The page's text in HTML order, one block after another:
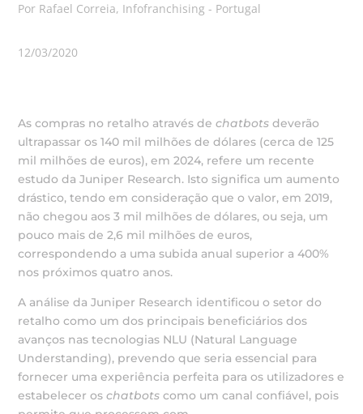
Por Rafael Correia, Infofranchising - Portugal
12/03/2020
As compras no retalho através dechatbotsdeverão
ultrapassar os 140 mil milhões de dólares (cerca de 125
mil milhões de euros), em 2024, refere um recente
estudo da Juniper Research. Isto significa um aumento
drástico, tendo em consideração que o valor, em 2019,
não chegou aos 3 mil milhões de dólares, ou seja, um
pouco mais de 2,6 mil milhões de euros,
correspondendo a uma subida anual superior a 400%
nos próximos quatro anos.
A análise da Juniper Research identificou o setor do
retalho como um dos principais beneficiários dos
avanços nas tecnologias NLU (Natural Language
Understanding), prevendo que seria essencial para
fornecer uma experiência perfeita para os utilizadores e
estabelecer oschatbotscomo um canal confiável, pois